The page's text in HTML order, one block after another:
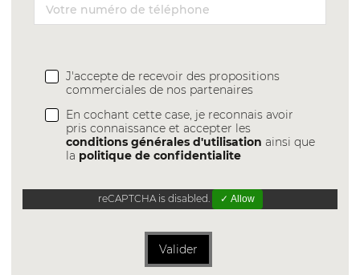
J'accepte de recevoir des propositions
commerciales de nos partenaires
En cochant cette case, je reconnais avoir
pris connaissance et accepter les
conditions générales d'utilisation ainsi que
la politique de confidentialite
reCAPTCHA is disabled. ✓ Allow
Valider